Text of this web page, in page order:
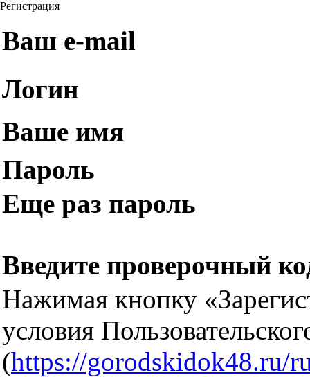
Регистрация
Ваш e-mail
Логин
Ваше имя
Пароль
Еще раз пароль
Введите проверочный
Нажимая кнопку
условия
(https://gorodskidok48.ru/